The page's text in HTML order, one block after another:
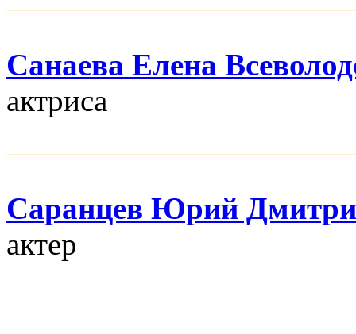
Санаева Елена
актриса
Саранцев Юрий
актер